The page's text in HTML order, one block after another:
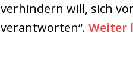
verhindern will, sich
verantworten“. Weiter